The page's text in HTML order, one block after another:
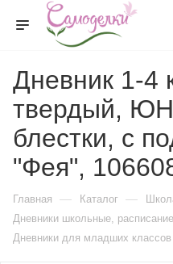
Дневник 1-4
твердый,
блестки, с
"Фея",
Главная — Каталог —
Дневники школьные,
Дневники для младших классов